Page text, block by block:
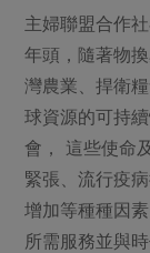
調理食材・點心
調味醬料/南北貨
休閒零嘴
保健食品
居家好物
烘焙．點心
醬料
湯品．鍋物
漬物
涼拌沙拉
飲品
合作25-精選產品
更多當季產品
議題活動
主婦聯盟X樂齡網
減硝酸鹽
非基改運動
廢核運動
減添加物
更多議題
自主把關
檢驗報告
硝酸鹽檢驗
社員權益
合作社法規
主婦聯盟合作
年頭，隨著物
灣農業、捍衛
球資源的可持
會， 這些使命
緊張、流行疫
增加等種種因
所需服務並與時